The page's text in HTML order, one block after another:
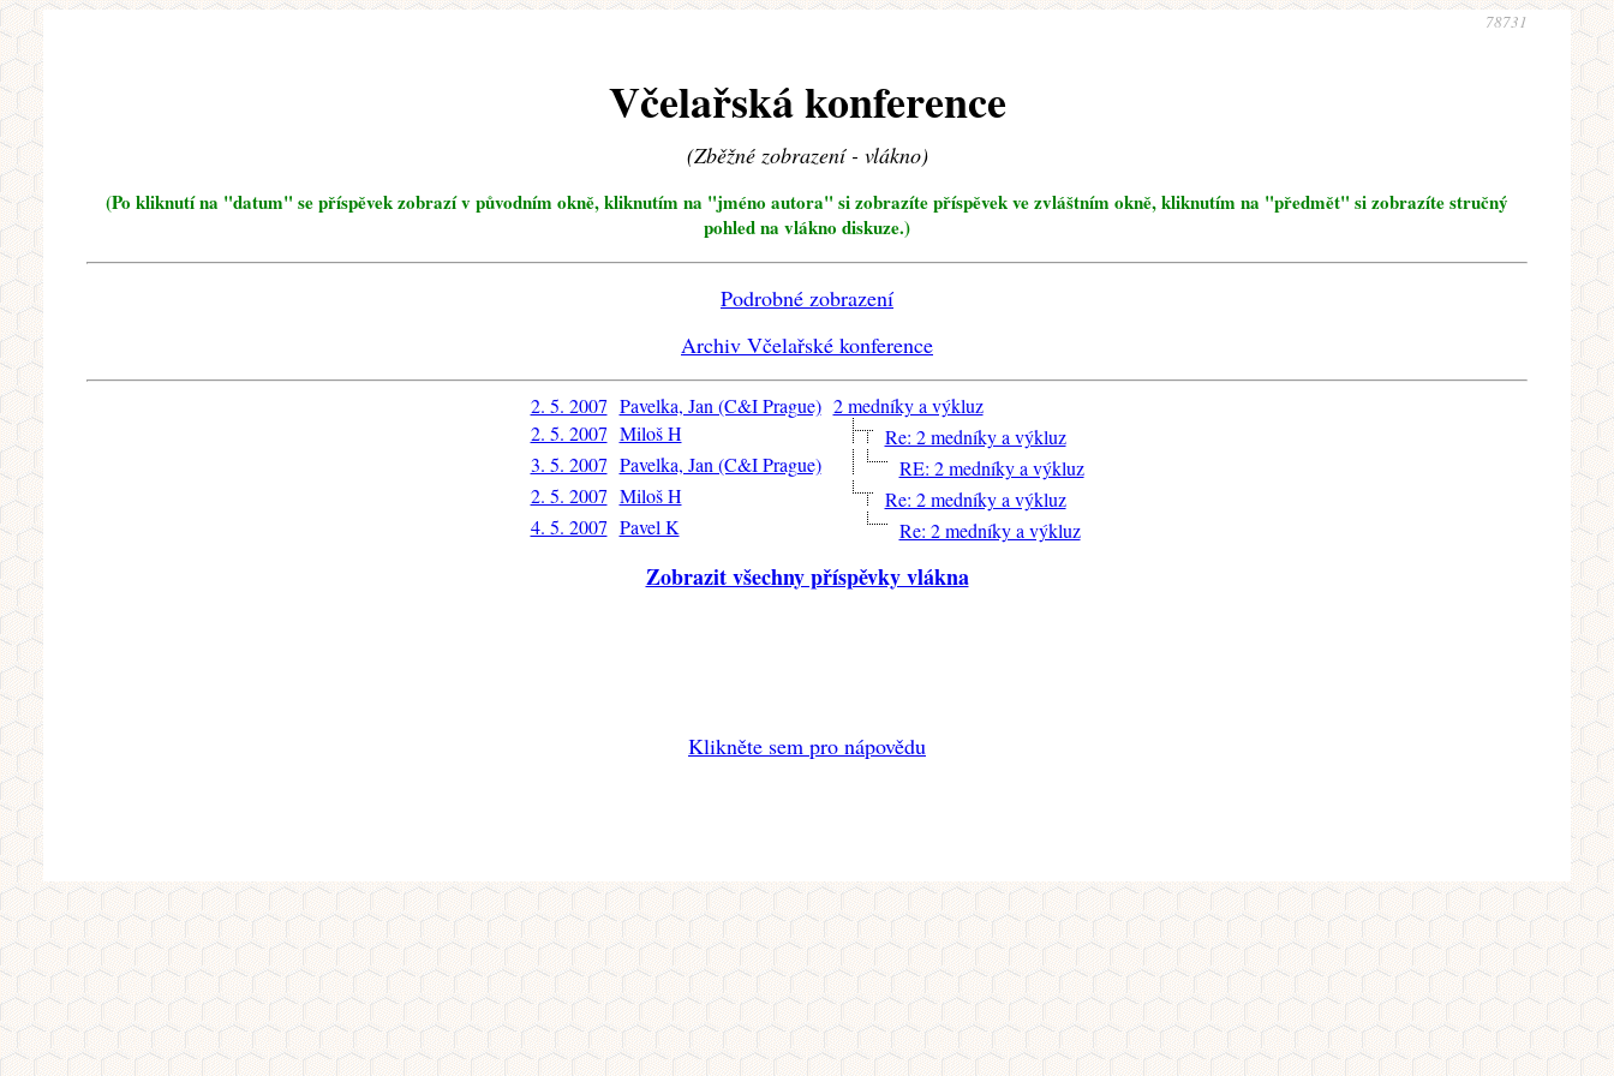
78731
Včelařská konference
(Zběžné zobrazení - vlákno)
(Po kliknutí na "datum" se příspěvek zobrazí v původním okně, kliknutím na "jméno autora" si zobrazíte příspěvek ve zvláštním okně, kliknutím na "předmět" si zobrazíte stručný
pohled na vlákno diskuze.)
Podrobné zobrazení
Archiv Včelařské konference
2. 5. 2007 Pavelka, Jan (C&I Prague) 2 medníky a výkluz
2. 5. 2007 Miloš H
Re: 2 medníky a výkluz
3. 5. 2007 Pavelka, Jan (C&I Prague)
RE: 2 medníky a výkluz
2. 5. 2007 Miloš H
Re: 2 medníky a výkluz
4. 5. 2007 Pavel K Re: 2 medníky a výkluz
Zobrazit všechny příspěvky vlákna
Klikněte sem pro nápovědu